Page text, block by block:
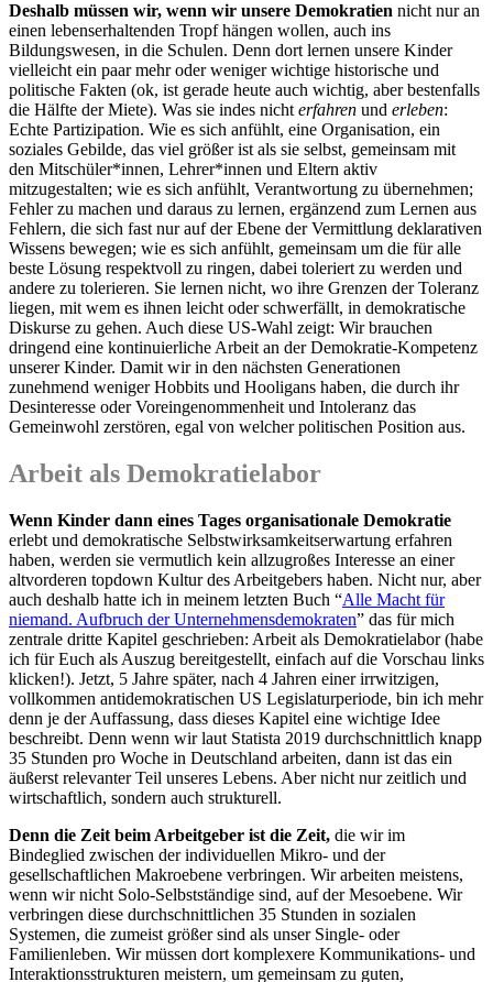
Deshalb müssen wir, wenn wir unsere Demokratien nicht nur an
einen lebenserhaltenden Tropf hängen wollen, auch ins
Bildungswesen, in die Schulen. Denn dort lernen unsere Kinder
vielleicht ein paar mehr oder weniger wichtige historische und
politische Fakten (ok, ist gerade heute auch wichtig, aber bestenfalls
die Hälfte der Miete). Was sie indes nicht erfahren und erleben:
Echte Partizipation. Wie es sich anfühlt, eine Organisation, ein
soziales Gebilde, das viel größer ist als sie selbst, gemeinsam mit
den Mitschüler*innen, Lehrer*innen und Eltern aktiv
mitzugestalten; wie es sich anfühlt, Verantwortung zu übernehmen;
Fehler zu machen und daraus zu lernen, ergänzend zum Lernen aus
Fehlern, die sich fast nur auf der Ebene der Vermittlung deklarativen
Wissens bewegen; wie es sich anfühlt, gemeinsam um die für alle
beste Lösung respektvoll zu ringen, dabei toleriert zu werden und
andere zu tolerieren. Sie lernen nicht, wo ihre Grenzen der Toleranz
liegen, mit wem es ihnen leicht oder schwerfällt, in demokratische
Diskurse zu gehen. Auch diese US-Wahl zeigt: Wir brauchen
dringend eine kontinuierliche Arbeit an der Demokratie-Kompetenz
unserer Kinder. Damit wir in den nächsten Generationen
zunehmend weniger Hobbits und Hooligans haben, die durch ihr
Desinteresse oder Voreingenommenheit und Intoleranz das
Gemeinwohl zerstören, egal von welcher politischen Position aus.
Arbeit als Demokratielabor
Wenn Kinder dann eines Tages organisationale Demokratie
erlebt und demokratische Selbstwirksamkeitserwartung erfahren
haben, werden sie vermutlich kein allzugroßes Interesse an einer
altvorderen topdown Kultur des Arbeitgebers haben. Nicht nur, aber
auch deshalb hatte ich in meinem letzten Buch “Alle Macht für
niemand. Aufbruch der Unternehmensdemokraten” das für mich
zentrale dritte Kapitel geschrieben: Arbeit als Demokratielabor (habe
ich für Euch als Auszug bereitgestellt, einfach auf die Vorschau links
klicken!). Jetzt, 5 Jahre später, nach 4 Jahren einer irrwitzigen,
vollkommen antidemokratischen US Legislaturperiode, bin ich mehr
denn je der Auffassung, dass dieses Kapitel eine wichtige Idee
beschreibt. Denn wenn wir laut Statista 2019 durchschnittlich knapp
35 Stunden pro Woche in Deutschland arbeiten, dann ist das ein
äußerst relevanter Teil unseres Lebens. Aber nicht nur zeitlich und
wirtschaftlich, sondern auch strukturell.
Denn die Zeit beim Arbeitgeber ist die Zeit, die wir im
Bindeglied zwischen der individuellen Mikro- und der
gesellschaftlichen Makroebene verbringen. Wir arbeiten meistens,
wenn wir nicht Solo-Selbstständige sind, auf der Mesoebene. Wir
verbringen diese durchschnittlichen 35 Stunden in sozialen
Systemen, die zumeist größer sind als unser Single- oder
Familienleben. Wir müssen dort komplexere Kommunikations- und
Interaktionsstrukturen meistern, um gemeinsam zu guten,